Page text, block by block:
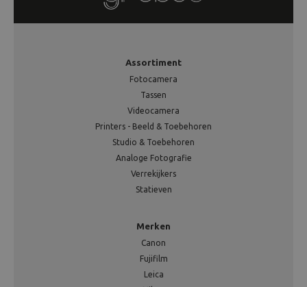
Assortiment
Fotocamera
Tassen
Videocamera
Printers - Beeld & Toebehoren
Studio & Toebehoren
Analoge Fotografie
Verrekijkers
Statieven
Merken
Canon
Fujifilm
Leica